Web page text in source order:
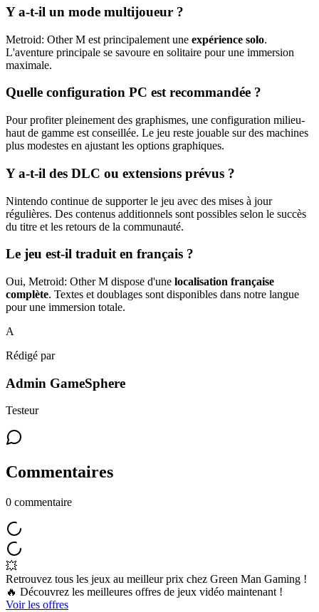
Y a-t-il un mode multijoueur ?
Metroid: Other M est principalement une expérience solo.
L'aventure principale se savoure en solitaire pour une immersion
maximale.
Quelle configuration PC est recommandée ?
Pour profiter pleinement des graphismes, une configuration milieu-
haut de gamme est conseillée. Le jeu reste jouable sur des machines
plus modestes en ajustant les options graphiques.
Y a-t-il des DLC ou extensions prévus ?
Nintendo continue de supporter le jeu avec des mises à jour
régulières. Des contenus additionnels sont possibles selon le succès
du titre et les retours de la communauté.
Le jeu est-il traduit en français ?
Oui, Metroid: Other M dispose d'une localisation française
complète. Textes et doublages sont disponibles dans notre langue
pour une immersion totale.
A
Rédigé par
Admin GameSphere
Testeur
Commentaires
0 commentaire
💥
Retrouvez tous les jeux au meilleur prix chez Green Man Gaming !
🔥 Découvrez les meilleures offres de jeux vidéo maintenant !
Voir les offres